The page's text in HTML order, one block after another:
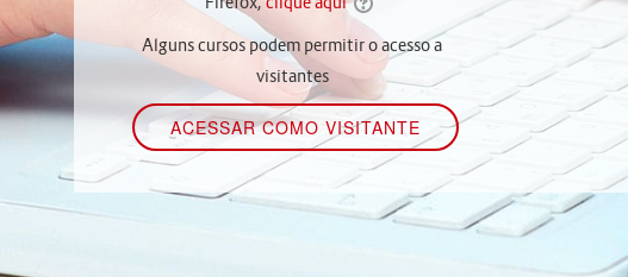
Alguns cursos podem permitir o acesso a
visitantes